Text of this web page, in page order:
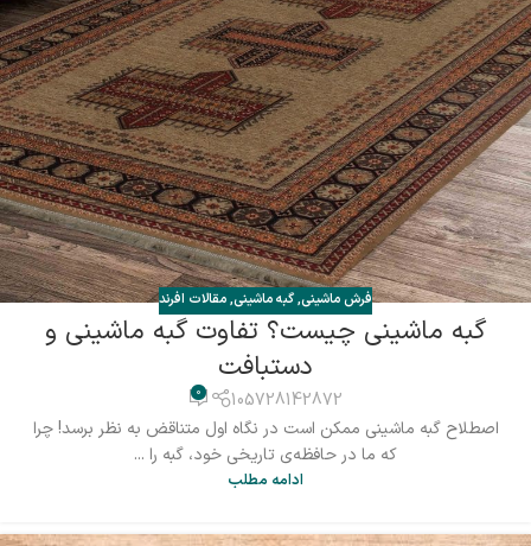
فرش ماشینی,گبه ماشینی,مقالات افرند
گبه ماشینی چیست؟ تفاوت گبه ماشینی و
دستبافت
105728142872
0
اصطلاح گبه‌ ماشینی ممکن است در نگاه اول متناقض به نظر برسد! چرا
که ما در حافظه‌ی تاریخی خود، گبه را ...
ادامه مطلب